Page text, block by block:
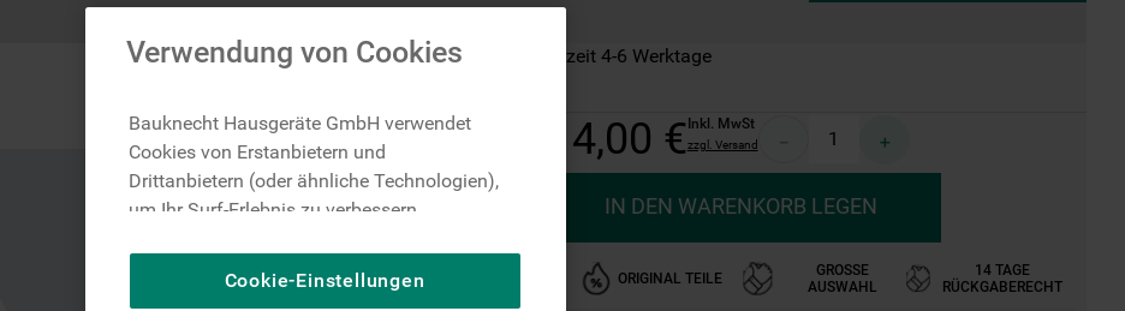
Auf Lager: Lieferzeit 4-6 Werktage
4,00 €Inkl. MwSt
zzgl. Versand ＋
IN DEN WARENKORB LEGEN
ORIGINAL TEILE
GROSSE A
USWAHL
14 TAGE
RÜCKGABERECHT
Verwendung von Cookies
Bauknecht Hausgeräte GmbH verwendet
Cookies von Erstanbietern und
Drittanbietern (oder ähnliche Technologien),
um Ihr Surf-Erlebnis zu verbessern
um die redaktionellen Inhalte der Website
Cookie-Einstellungen
gefrierschrank